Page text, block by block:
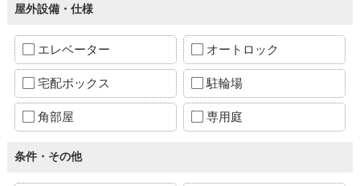
屋外設備・仕様
エレベーター オートロック
宅配ボックス 駐輪場
角部屋 専用庭
条件・その他